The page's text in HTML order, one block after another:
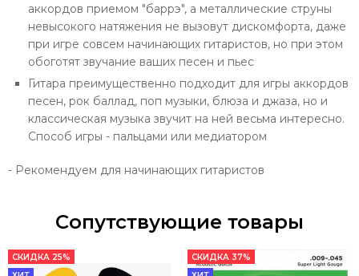
аккордов приемом "баррэ", а металлические струны
невысокого натяжения не вызовут дискомфорта, даже
при игре совсем начинающих гитаристов, но при этом
обоготят звучание ваших песен и пьес
Гитара преимущественно подходит для игры аккордов
песен, рок баллад, поп музыки, блюза и джаза, но и
классическая музыка звучит на ней весьма интересно.
Способ игры - пальцами или медиатором
- Рекомендуем для начинающих гитаристов
Сопутствующие товары
СКИДКА 25%
СКИДКА 37%